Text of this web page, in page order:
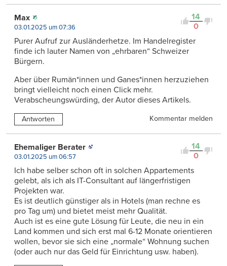
14
0
Max
03.01.2025 um 07:36
Purer Aufruf zur Ausländerhetze. Im Handelregister
finde ich lauter Namen von „ehrbaren“ Schweizer
Bürgern.
Aber über Rumän*innen und Ganes*innen herzuziehen
bringt vielleicht noch einen Click mehr.
Verabscheungswürding, der Autor dieses Artikels.
Antworten Kommentar melden
14
0
Ehemaliger Berater
03.01.2025 um 06:57
Ich habe selber schon oft in solchen Appartements
gelebt, als ich als IT-Consultant auf längerfristigen
Projekten war.
Es ist deutlich günstiger als in Hotels (man rechne es
pro Tag um) und bietet meist mehr Qualität.
Auch ist es eine gute Lösung für Leute, die neu in ein
Land kommen und sich erst mal 6-12 Monate orientieren
wollen, bevor sie sich eine „normale“ Wohnung suchen
(oder auch nur das Geld für Einrichtung usw. haben).